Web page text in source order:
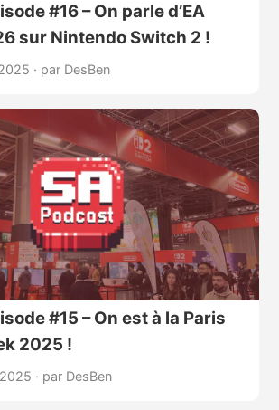
#16 – On parle d’EA
sur Nintendo Switch 2 !
· par DesBen
#15 – On est à la Paris
2025 !
· par DesBen